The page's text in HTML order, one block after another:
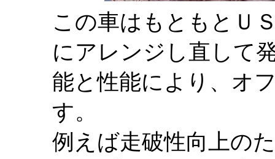
この車はもともとＵ
にアレンジし直して
能と性能により、オ
す。
例えば走破性向上の